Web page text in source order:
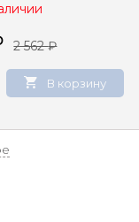
2 562₽
В корзину